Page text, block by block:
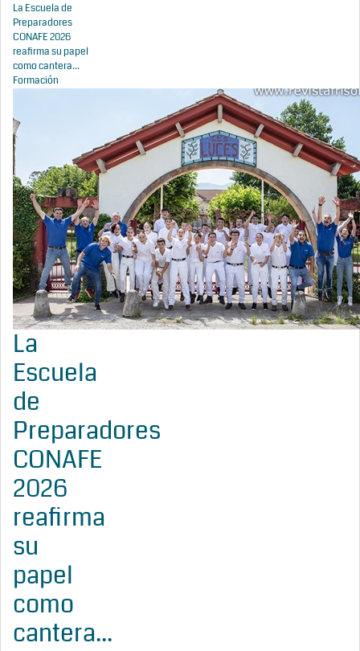
La Escuela de
Preparadores
CONAFE 2026
reafirma su papel
como cantera...
Formación
La
Escuela
de
Preparadores
CONAFE
2026
reafirma
su
papel
como
cantera...